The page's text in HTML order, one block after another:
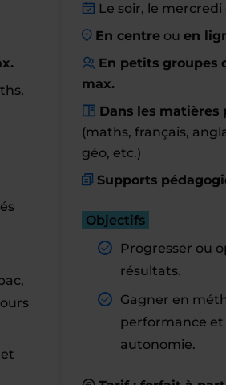
Le soir, le
En centre ouen
En petits groupes
max.
Dans les matières
(maths, français,
géo, etc.)
Supports
Objectifs
Progresser ou
résultats.
Gagner en
performance et
autonomie.